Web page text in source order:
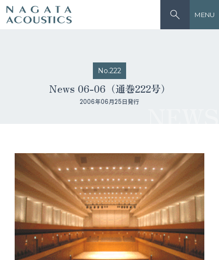
MENU
No.222
News 06-06（通巻222号）
2006年06月25日発行